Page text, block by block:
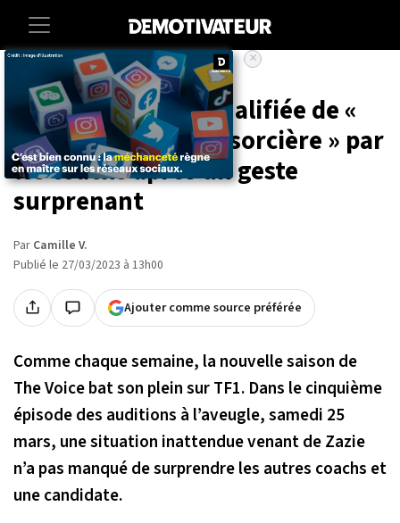
Entertainment Tele
The Voice : Zazie qualifiée de «
traîtresse » et de « sorcière » par
les coachs après un geste
surprenant
Par Camille V.
Publié le 27/03/2023 à 13h00
Ajouter comme source préférée
Comme chaque semaine, la nouvelle saison de
The Voice bat son plein sur TF1. Dans le cinquième
épisode des auditions à l’aveugle, samedi 25
mars, une situation inattendue venant de Zazie
n’a pas manqué de surprendre les autres coachs et
une candidate.
×